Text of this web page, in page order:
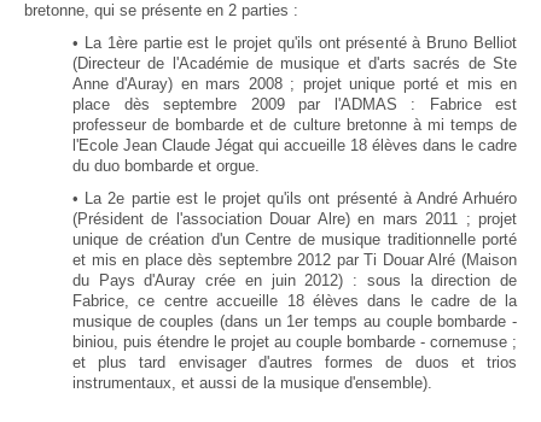
bretonne, qui se présente en 2 parties :
• La 1ère partie est le projet qu'ils ont présenté à Bruno Belliot
(Directeur de l'Académie de musique et d'arts sacrés de Ste
Anne d'Auray) en mars 2008 ; projet unique porté et mis en
place dès septembre 2009 par l'ADMAS : Fabrice est
professeur de bombarde et de culture bretonne à mi temps de
l'Ecole Jean Claude Jégat qui accueille 18 élèves dans le cadre
du duo bombarde et orgue.
• La 2e partie est le projet qu'ils ont présenté à André Arhuéro
(Président de l'association Douar Alre) en mars 2011 ; projet
unique de création d'un Centre de musique traditionnelle porté
et mis en place dès septembre 2012 par Ti Douar Alré (Maison
du Pays d'Auray crée en juin 2012) : sous la direction de
Fabrice, ce centre accueille 18 élèves dans le cadre de la
musique de couples (dans un 1er temps au couple bombarde -
biniou, puis étendre le projet au couple bombarde - cornemuse ;
et plus tard envisager d'autres formes de duos et trios
instrumentaux, et aussi de la musique d'ensemble).